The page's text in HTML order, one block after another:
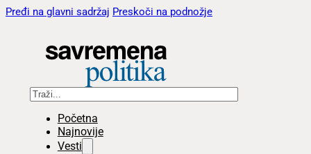
Pređi na glavni sadržaj Preskoči na podnožje
Pretraga
Početna
Najnovije
Vesti